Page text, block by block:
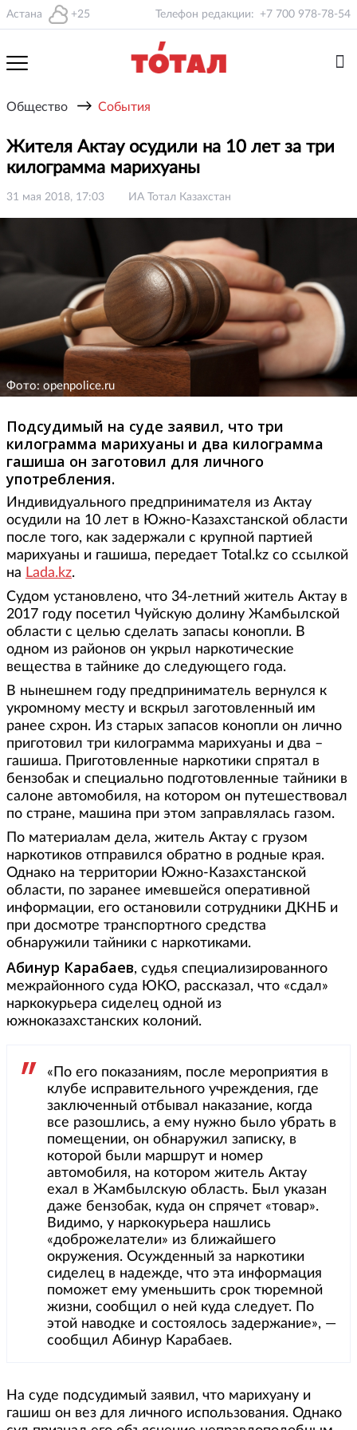
Астана +25 Телефон редакции: +7 700 978-78-54
Общество → События
Жителя Актау осудили на 10 лет за три
килограмма марихуаны
31 мая 2018, 17:03 ИА Тотал Казахстан
Фото: openpolice.ru
Подсудимый на суде заявил, что три
килограмма марихуаны и два килограмма
гашиша он заготовил для личного
употребления.
Индивидуального предпринимателя из Актау
осудили на 10 лет в Южно-Казахстанской области
после того, как задержали с крупной партией
марихуаны и гашиша, передает Total.kz со ссылкой
на Lada.kz.
Судом установлено, что 34-летний житель Актау в
2017 году посетил Чуйскую долину Жамбылской
области с целью сделать запасы конопли. В
одном из районов он укрыл наркотические
вещества в тайнике до следующего года.
В нынешнем году предприниматель вернулся к
укромному месту и вскрыл заготовленный им
ранее схрон. Из старых запасов конопли он лично
приготовил три килограмма марихуаны и два –
гашиша. Приготовленные наркотики спрятал в
бензобак и специально подготовленные тайники в
салоне автомобиля, на котором он путешествовал
по стране, машина при этом заправлялась газом.
По материалам дела, житель Актау с грузом
наркотиков отправился обратно в родные края.
Однако на территории Южно-Казахстанской
области, по заранее имевшейся оперативной
информации, его остановили сотрудники ДКНБ и
при досмотре транспортного средства
обнаружили тайники с наркотиками.
Абинур Карабаев, судья специализированного
межрайонного суда ЮКО, рассказал, что «сдал»
наркокурьера сиделец одной из
южноказахстанских колоний.
«По его показаниям, после мероприятия в
клубе исправительного учреждения, где
заключенный отбывал наказание, когда
все разошлись, а ему нужно было убрать в
помещении, он обнаружил записку, в
которой были маршрут и номер
автомобиля, на котором житель Актау
ехал в Жамбылскую область. Был указан
даже бензобак, куда он спрячет «товар».
Видимо, у наркокурьера нашлись
«доброжелатели» из ближайшего
окружения. Осужденный за наркотики
сиделец в надежде, что эта информация
поможет ему уменьшить срок тюремной
жизни, сообщил о ней куда следует. По
этой наводке и состоялось задержание», —
сообщил Абинур Карабаев.
На суде подсудимый заявил, что марихуану и
гашиш он вез для личного использования. Однако